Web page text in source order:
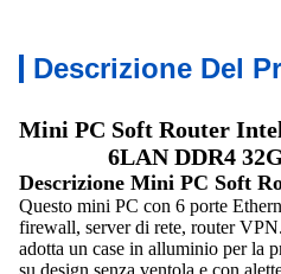
Descrizione Del
Mini PC Soft Router
6LAN DDR4
Descrizione Mini PC Soft
Questo mini PC con 6 porte
firewall, server di rete, router
adotta un case in alluminio per la
su design senza ventola e con